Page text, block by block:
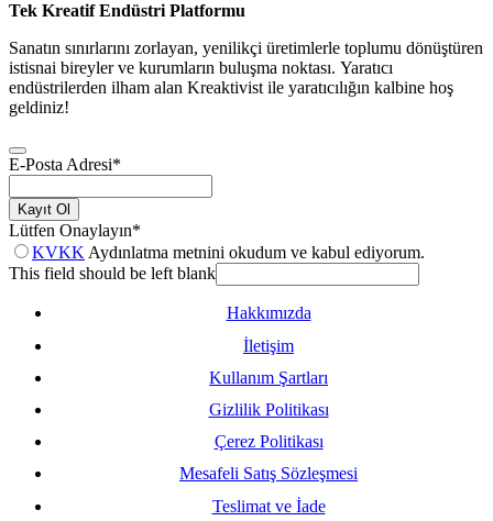
Tek Kreatif Endüstri Platformu
Sanatın sınırlarını zorlayan, yenilikçi üretimlerle toplumu dönüştüren
istisnai bireyler ve kurumların buluşma noktası. Yaratıcı
endüstrilerden ilham alan Kreaktivist ile yaratıcılığın kalbine hoş
geldiniz!
E-Posta Adresi*
Kayıt Ol
Lütfen Onaylayın*
KVKK Aydınlatma metnini okudum ve kabul ediyorum.
This field should be left blank
Hakkımızda
İletişim
Kullanım Şartları
Gizlilik Politikası
Çerez Politikası
Mesafeli Satış Sözleşmesi
Teslimat ve İade